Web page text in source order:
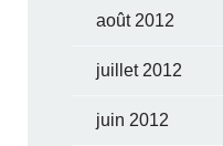
août 2012
juillet 2012
juin 2012